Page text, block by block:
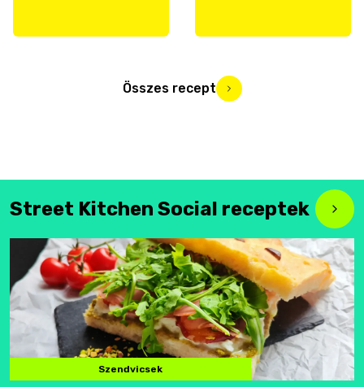
Összes recept
Street Kitchen Social receptek
Szendvicsek